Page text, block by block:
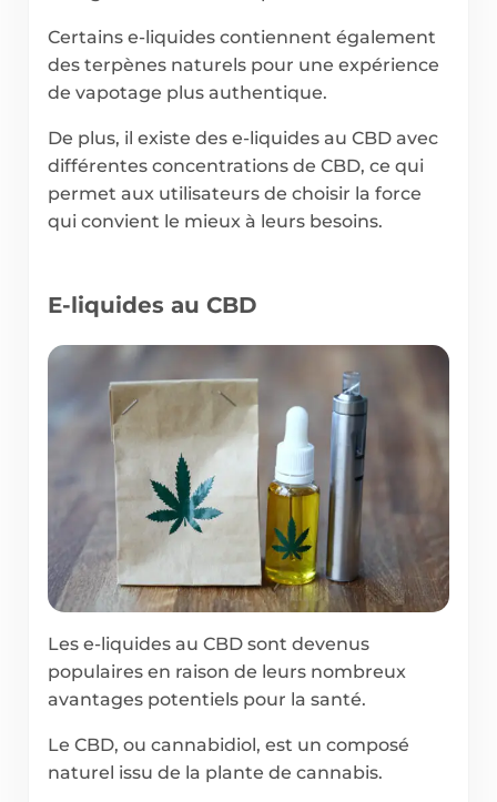
Certains e-liquides contiennent également
des terpènes naturels pour une expérience
de vapotage plus authentique.
De plus, il existe des e-liquides au CBD avec
différentes concentrations de CBD, ce qui
permet aux utilisateurs de choisir la force
qui convient le mieux à leurs besoins.
E-liquides au CBD
Les e-liquides au CBD sont devenus
populaires en raison de leurs nombreux
avantages potentiels pour la santé.
Le CBD, ou cannabidiol, est un composé
naturel issu de la plante de cannabis.